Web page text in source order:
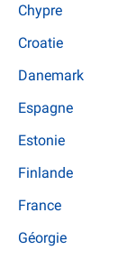
Chypre
Croatie
Danemark
Espagne
Estonie
Finlande
France
Géorgie